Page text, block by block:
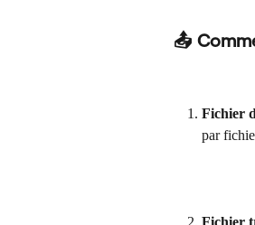
📤
Fichier
par
Fichier